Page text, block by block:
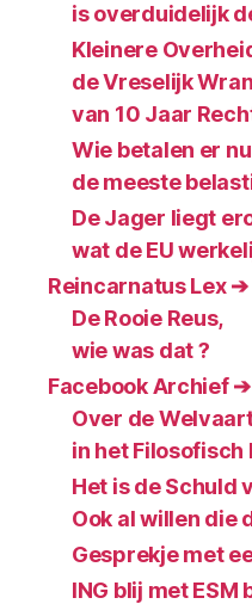
is overduidelijk
Kleinere
de Vreselijk
van 10 Jaar
Wie betalen er nu
de meeste
De Jager liegt
wat de EU
Reincarnatus Lex ➔
De Rooie Reus,
wie was dat ?
Facebook Archief ➔
Over de
in het Filosofisch
Het is de Schuld
Ook al willen die
Gesprekje met
ING blij met ESM